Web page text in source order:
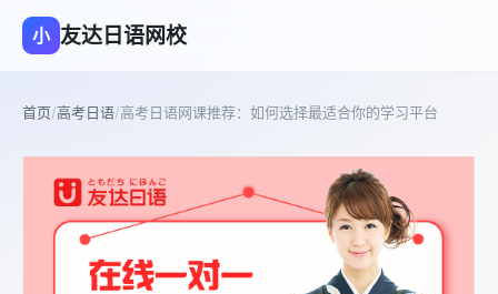
小 友达日语网校
首页/高考日语/高考日语网课推荐：如何选择最适合你的学习平台